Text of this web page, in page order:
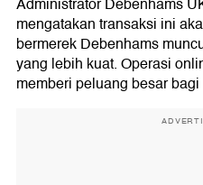
Administrator Debenhams
mengatakan transaksi ini
bermerek Debenhams
yang lebih kuat. Operasi
memberi peluang besar